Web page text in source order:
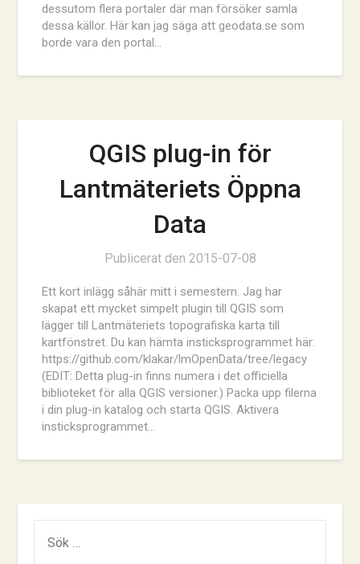
dessutom flera portaler där man försöker samla
dessa källor. Här kan jag säga att geodata.se som
borde vara den portal…
QGIS plug-in för
Lantmäteriets Öppna
Data
Publicerat den 2015-07-08
Ett kort inlägg såhär mitt i semestern. Jag har
skapat ett mycket simpelt plugin till QGIS som
lägger till Lantmäteriets topografiska karta till
kartfönstret. Du kan hämta insticksprogrammet här:
https://github.com/klakar/lmOpenData/tree/legacy
(EDIT: Detta plug-in finns numera i det officiella
biblioteket för alla QGIS versioner.) Packa upp filerna
i din plug-in katalog och starta QGIS. Aktivera
insticksprogrammet…
EFTER: